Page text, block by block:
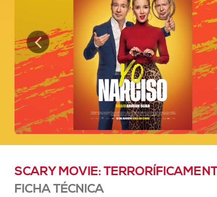
SCARY MOVIE:
FICHA TÉCNICA